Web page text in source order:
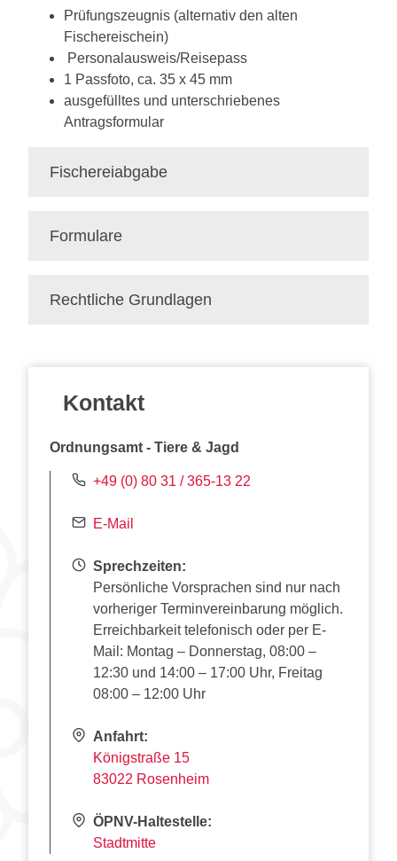
Prüfungszeugnis (alternativ den alten
Fischereischein)
Personalausweis/Reisepass
1 Passfoto, ca. 35 x 45 mm
ausgefülltes und unterschriebenes
Antragsformular
Fischereiabgabe
Formulare
Rechtliche Grundlagen
Kontakt
Ordnungsamt - Tiere & Jagd
+49 (0) 80 31 / 365-13 22
E-Mail
Sprechzeiten:
Persönliche Vorsprachen sind nur nach
vorheriger Terminvereinbarung möglich.
Erreichbarkeit telefonisch oder per E-
Mail: Montag – Donnerstag, 08:00 –
12:30 und 14:00 – 17:00 Uhr, Freitag
08:00 – 12:00 Uhr
Anfahrt:
Königstraße 15
83022 Rosenheim
ÖPNV-Haltestelle:
Stadtmitte